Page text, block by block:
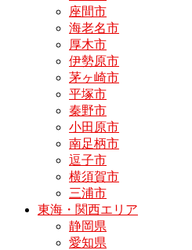
座間市
海老名市
厚木市
伊勢原市
茅ヶ崎市
平塚市
秦野市
小田原市
南足柄市
逗子市
横須賀市
三浦市
東海・関西エリア
静岡県
愛知県